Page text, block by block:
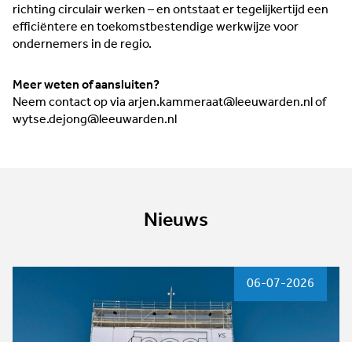
richting circulair werken – en ontstaat er tegelijkertijd een
efficiëntere en toekomstbestendige werkwijze voor
ondernemers in de regio.
Meer weten of aansluiten?
Neem contact op via arjen.kammeraat@leeuwarden.nl of
wytse.dejong@leeuwarden.nl
Nieuws
06-07-2026